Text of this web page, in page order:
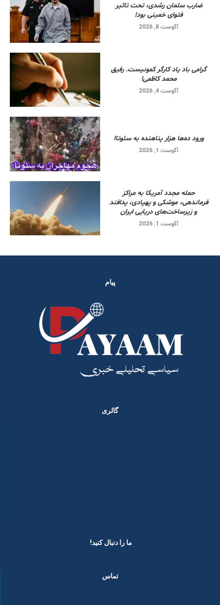
ضارب سلمان رشدی، تحت تاثیر
فتوای خمینی بود!
آگوست 8, 2026
گرامی باد یاد کارگر کمونیست. رفیق
محمد کاظمی!
آگوست 4, 2026
ورود ده‌ها هزار پناهنده به سئوتا!
آگوست 1, 2026
حمله مجدد آمریکا به مراکز
فرماندهی، موشکی و پهپادی، پدافند
و زیرساخت‌های دریایی ایران
آگوست 1, 2026
پیام
گالری
ما را دنبال کنید! ​
تماس